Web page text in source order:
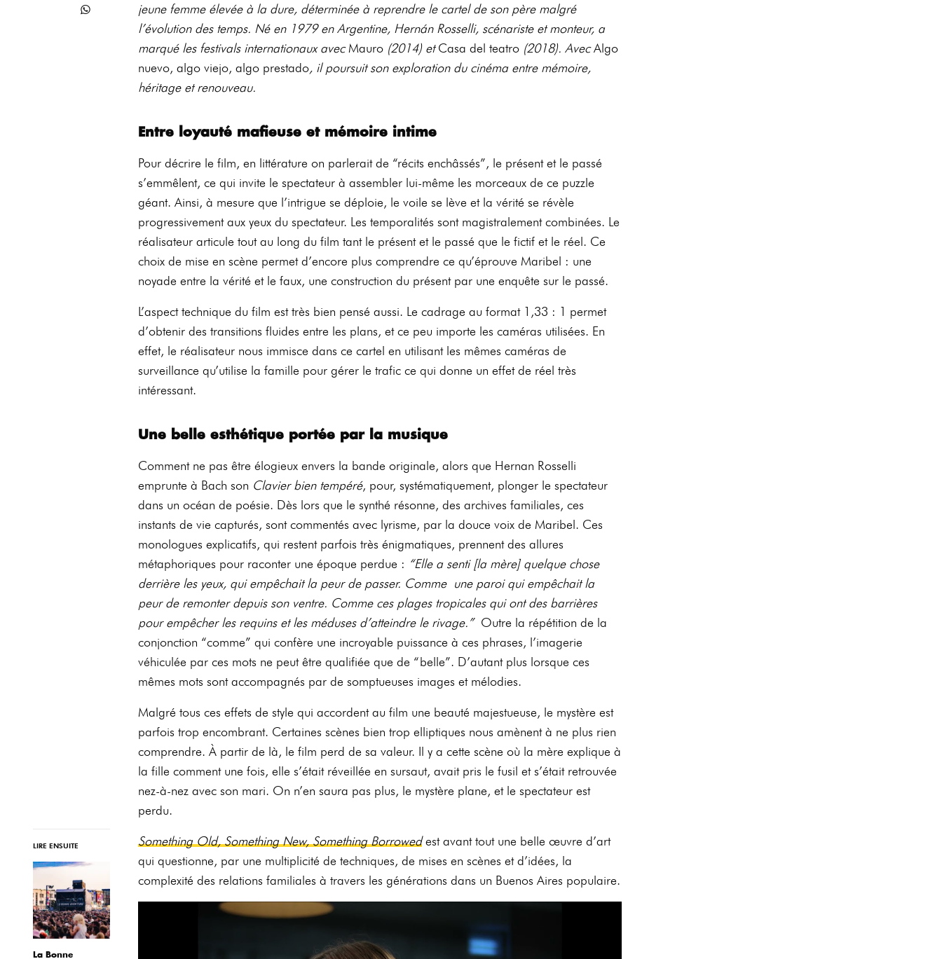
LIRE ENSUITE
La Bonne
jeune femme élevée à la dure, déterminée à reprendre le cartel de son père malgré
l’évolution des temps. Né en 1979 en Argentine, Hernán Rosselli, scénariste et monteur, a
marqué les festivals internationaux avecMauro (2014) etCasa del teatro (2018). AvecAlgo
nuevo, algo viejo, algo prestado, il poursuit son exploration du cinéma entre mémoire,
héritage et renouveau.
Entre loyauté mafieuse et mémoire intime
Pour décrire le film, en littérature on parlerait de “récits enchâssés”, le présent et le passé
s’emmêlent, ce qui invite le spectateur à assembler lui-même les morceaux de ce puzzle
géant. Ainsi, à mesure que l’intrigue se déploie, le voile se lève et la vérité se révèle
progressivement aux yeux du spectateur. Les temporalités sont magistralement combinées. Le
réalisateur articule tout au long du film tant le présent et le passé que le fictif et le réel. Ce
choix de mise en scène permet d’encore plus comprendre ce qu’éprouve Maribel : une
noyade entre la vérité et le faux, une construction du présent par une enquête sur le passé.
L’aspect technique du film est très bien pensé aussi. Le cadrage au format 1,33 : 1 permet
d’obtenir des transitions fluides entre les plans, et ce peu importe les caméras utilisées. En
effet, le réalisateur nous immisce dans ce cartel en utilisant les mêmes caméras de
surveillance qu’utilise la famille pour gérer le trafic ce qui donne un effet de réel très
intéressant.
Une belle esthétique portée par la musique
Comment ne pas être élogieux envers la bande originale, alors que Hernan Rosselli
emprunte à Bach son Clavier bien tempéré, pour, systématiquement, plonger le spectateur
dans un océan de poésie. Dès lors que le synthé résonne, des archives familiales, ces
instants de vie capturés, sont commentés avec lyrisme, par la douce voix de Maribel. Ces
monologues explicatifs, qui restent parfois très énigmatiques, prennent des allures
métaphoriques pour raconter une époque perdue : “Elle a senti [la mère] quelque chose
derrière les yeux, qui empêchait la peur de passer. Comme une paroi qui empêchait la
peur de remonter depuis son ventre. Comme ces plages tropicales qui ont des barrières
pour empêcher les requins et les méduses d’atteindre le rivage.”Outre la répétition de la
conjonction “comme” qui confère une incroyable puissance à ces phrases, l’imagerie
véhiculée par ces mots ne peut être qualifiée que de “belle”. D’autant plus lorsque ces
mêmes mots sont accompagnés par de somptueuses images et mélodies.
Malgré tous ces effets de style qui accordent au film une beauté majestueuse, le mystère est
parfois trop encombrant. Certaines scènes bien trop elliptiques nous amènent à ne plus rien
comprendre. À partir de là, le film perd de sa valeur. Il y a cette scène où la mère explique à
la fille comment une fois, elle s’était réveillée en sursaut, avait pris le fusil et s’était retrouvée
nez-à-nez avec son mari. On n’en saura pas plus, le mystère plane, et le spectateur est
perdu.
Something Old, Something New, Something Borrowedest avant tout une belle œuvre d’art
qui questionne, par une multiplicité de techniques, de mises en scènes et d’idées, la
complexité des relations familiales à travers les générations dans un Buenos Aires populaire.